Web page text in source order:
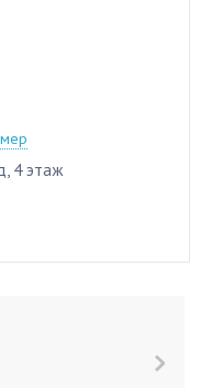
4 этаж